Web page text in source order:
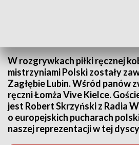
W rozgrywkach piłki ręcznej
mistrzyniami Polski zostały
Zagłębie Lubin. Wśród panów
ręczni Łomża Vive Kielce.
jest Robert Skrzyński z Radia
o europejskich pucharach
naszej reprezentacji w tej